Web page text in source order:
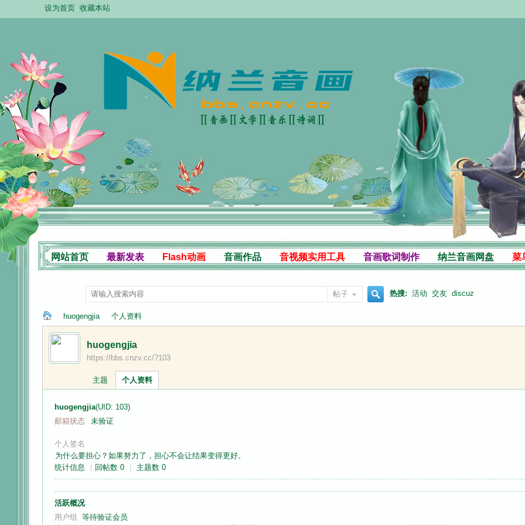
设为首页 收藏本站
网站首页 最新发表 Flash动画 音画作品 音视频实用工具 音画歌词制作 纳兰音画网盘 菜
帖子 热搜: 活动 交友 discuz
›
huogengjia 个人资料
huogengjia
https://bbs.cnzv.cc/?103
主题 个人资料
huogengjia(UID: 103)
邮箱状态
未验证
个人签名
为什么要担心？如果努力了，担心不会让结果变得更好。
统计信息
回帖数 0 主题数 0
活跃概况
用户组 等待验证会员